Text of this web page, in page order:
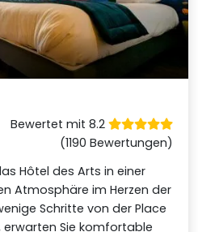
Bewertet mit 8.2
(1190 Bewertungen)
Hôtel des Arts in einer
Atmosphäre im Herzen der
Schritte von der Place
Sie komfortable